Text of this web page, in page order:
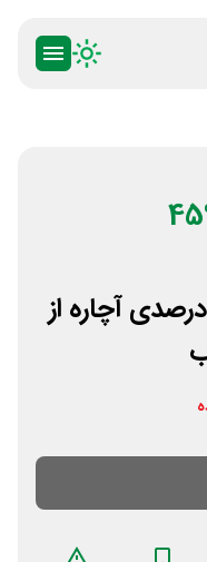
دریافت کد تخفیف 45 درصدی آچاره از